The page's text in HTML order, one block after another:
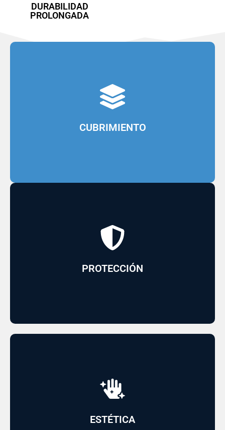
DURABILIDAD
PROLONGADA
CUBRIMIENTO
cubrimiento y rendimiento
PROTECCIÓN
Posee componentes que aportan una alta
climáticas
ESTÉTICA
Pintura emulsionada decorativa de máxima
con acabado mate